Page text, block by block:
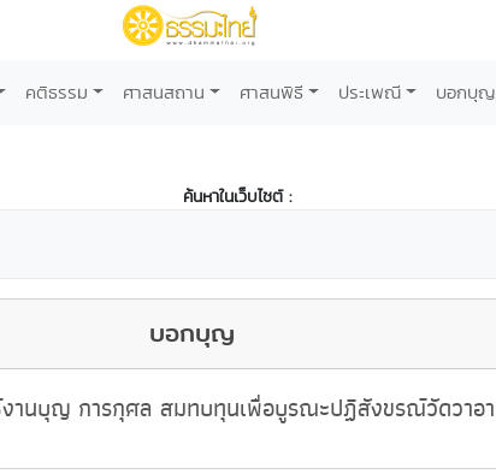
คติธรรม ศาสนสถาน ศาสนพิธี ประเพณี บอกบุญ
ค้นหาในเว็บไซต์ :
บอกบุญ
านบุญ การกุศล สมทบทุนเพื่อบูรณะปฏิสังขรณ์วัดวาอ